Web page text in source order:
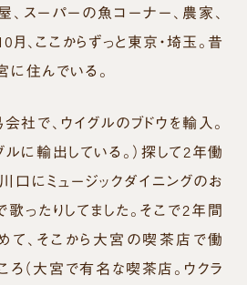
スーパーの魚コーナー、農家、
月、ここからずっと東京・埼玉。昔
住んでいる。
社で、ウイグルのブドウを輸入。
に輸出している。）探して2年働
口にミュージックダイニングのお
ったりしてました。そこで2年間
て、そこから大宮の喫茶店で働
ろ（大宮で有名な喫茶店。ウクラ